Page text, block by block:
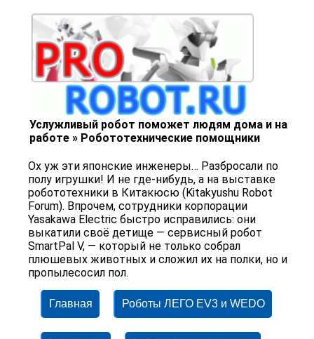
Услужливый робот поможет людям дома и на
работе » Робототехнические помощники
Ох уж эти японские инженеры… Разбросали по
полу игрушки! И не где-нибудь, а на выставке
робототехники в Китакюсю (Kitakyushu Robot
Forum). Впрочем, сотрудники корпорации
Yasakawa Electric быстро исправились: они
выкатили своё детище — сервисный робот
SmartPal V, — который не только собрал
плюшевых животных и сложил их на полки, но и
пропылесосил пол.
Главная Роботы ЛЕГО EV3 и WEDO